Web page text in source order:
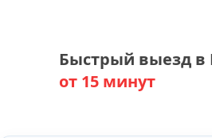
Быстрый выезд в
от 15 минут